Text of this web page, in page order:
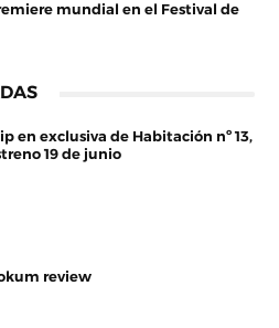
mundial en el Festival de
en exclusiva de Habitación nº 13,
19 de junio
review